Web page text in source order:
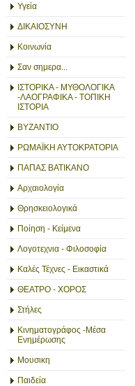
Υγεία
ΔΙΚΑΙΟΣΥΝΗ
Κοινωνία
Σαν σημερα...
ΙΣΤΟΡΙΚΑ - ΜΥΘΟΛΟΓΙΚΑ
-ΛΑΟΓΡΑΦΙΚΑ - ΤΟΠΙΚΗ
ΙΣΤΟΡΙΑ
ΒΥΖΑΝΤΙΟ
ΡΩΜΑΪΚΗ ΑΥΤΟΚΡΑΤΟΡΙΑ
ΠΑΠΑΣ ΒΑΤΙΚΑΝΟ
Αρχαιολογία
Θρησκειολογικά
Ποίηση - Κείμενα
Λογοτεχνια - Φιλοσοφία
Καλές Τέχνες - Εικαστικά
ΘΕΑΤΡΟ - ΧΟΡΟΣ
Στήλες
Κινηματογράφος -Μέσα
Ενημέρωσης
Μουσικη
Παιδεία